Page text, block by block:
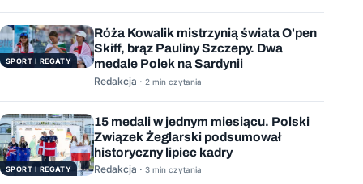
SPORT I REGATY
Róża Kowalik mistrzynią świata O'pen
Skiff, brąz Pauliny Szczepy. Dwa
medale Polek na Sardynii
Redakcja · 2 min czytania
SPORT I REGATY
15 medali w jednym miesiącu. Polski
Związek Żeglarski podsumował
historyczny lipiec kadry
Redakcja · 3 min czytania